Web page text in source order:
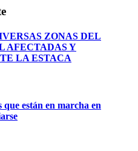
ZONAS DEL
AFECTADAS Y
LA ESTACA
están en marcha en